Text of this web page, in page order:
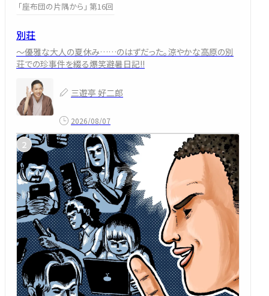
「座布団の片隅から」 第16回
別荘
～優雅な大人の夏休み……のはずだった。涼やかな高原の別
荘での珍事件を綴る爆笑避暑日記!!
三遊亭 好二郎
2026/08/07